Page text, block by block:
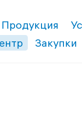
Продукция
Закупки